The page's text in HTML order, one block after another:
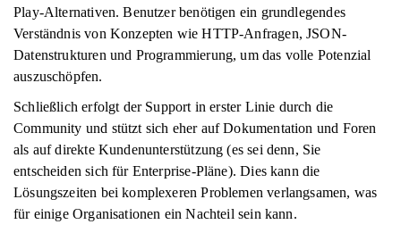
Play-Alternativen. Benutzer benötigen ein grundlegendes
Verständnis von Konzepten wie HTTP-Anfragen, JSON-
Datenstrukturen und Programmierung, um das volle Potenzial
auszuschöpfen.
Schließlich erfolgt der Support in erster Linie durch die
Community und stützt sich eher auf Dokumentation und Foren
als auf direkte Kundenunterstützung (es sei denn, Sie
entscheiden sich für Enterprise-Pläne). Dies kann die
Lösungszeiten bei komplexeren Problemen verlangsamen, was
für einige Organisationen ein Nachteil sein kann.